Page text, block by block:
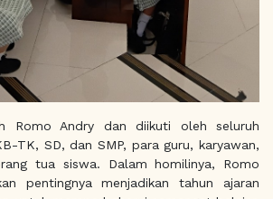
Romo Andry dan diikuti oleh seluruh
TK, SD, dan SMP, para guru, karyawan,
tua siswa. Dalam homilinya, Romo
pentingnya menjadikan tahun ajaran